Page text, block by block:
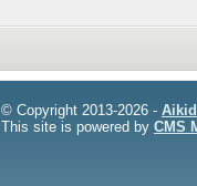
© Copyright 2013-2026 -
This site is powered by CMS